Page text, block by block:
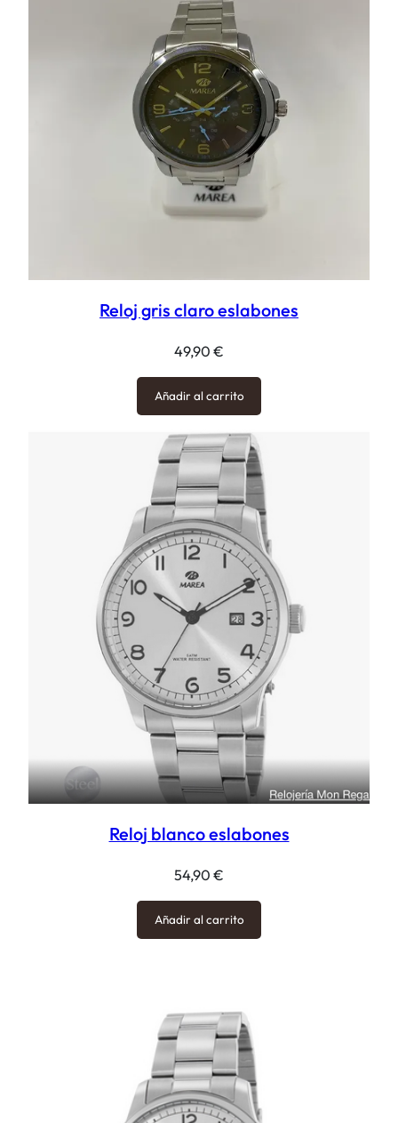
Reloj gris claro eslabones
49,90 €
Añadir al carrito
Reloj blanco eslabones
54,90 €
Añadir al carrito